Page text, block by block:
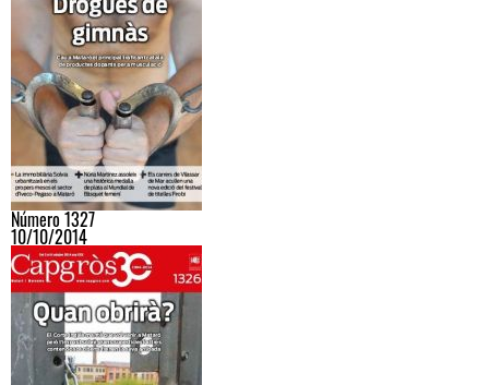
Número 1327
10/10/2014